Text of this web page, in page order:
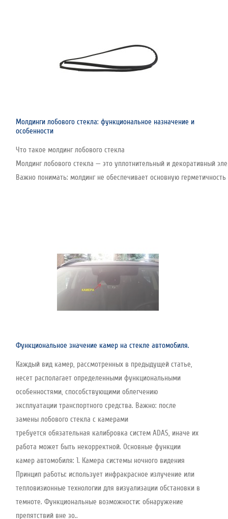
Молдинги лобового стекла: функциональное назначение и
особенности
Что такое молдинг лобового стекла
Молдинг лобового стекла — это уплотнительный и декоративный
Важно понимать: молдинг не обеспечивает основную
Функциональное значение камер на стекле автомобиля.
Каждый вид камер, рассмотренных в предыдущей статье,
несет располагает определенными функциональными
особенностями, способствующими облегчению
эксплуатации транспортного средства. Важно: после
замены лобового стекла с камерами
требуется обязательная калибровка систем ADAS, иначе их
работа может быть некорректной. Основные функции
камер автомобиля: 1. Камера системы ночного видения
Принцип работы: использует инфракрасное излучение или
тепловизионные технологии для визуализации обстановки в
темноте. Функциональные возможности: обнаружение
препятствий вне зо..